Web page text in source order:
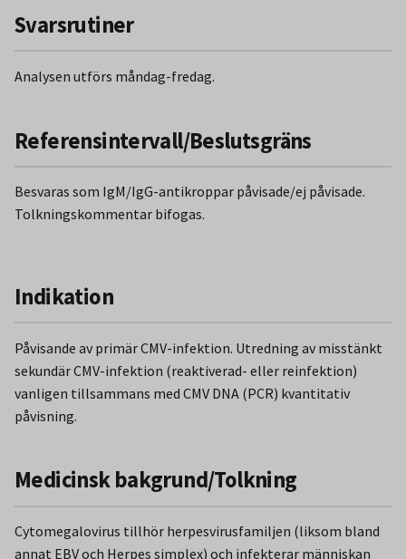
Svarsrutiner
Analysen utförs måndag-fredag.
Referensintervall/Beslutsgräns
Besvaras som IgM/IgG-antikroppar påvisade/ej påvisade.
Tolkningskommentar bifogas.
Indikation
Påvisande av primär CMV-infektion. Utredning av misstänkt
sekundär CMV-infektion (reaktiverad- eller reinfektion)
vanligen tillsammans med CMV DNA (PCR) kvantitativ
påvisning.
Medicinsk bakgrund/Tolkning
Cytomegalovirus tillhör herpesvirusfamiljen (liksom bland
annat EBV och Herpes simplex) och infekterar människan